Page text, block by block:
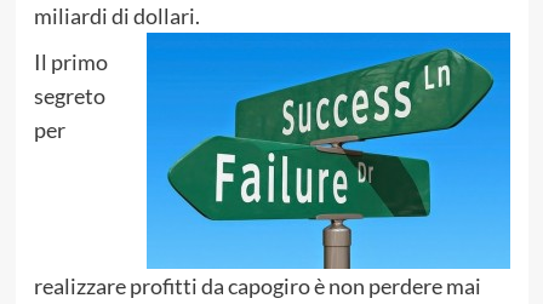
miliardi di dollari.
Il primo
segreto
per
realizzare profitti da capogiro è non perdere mai